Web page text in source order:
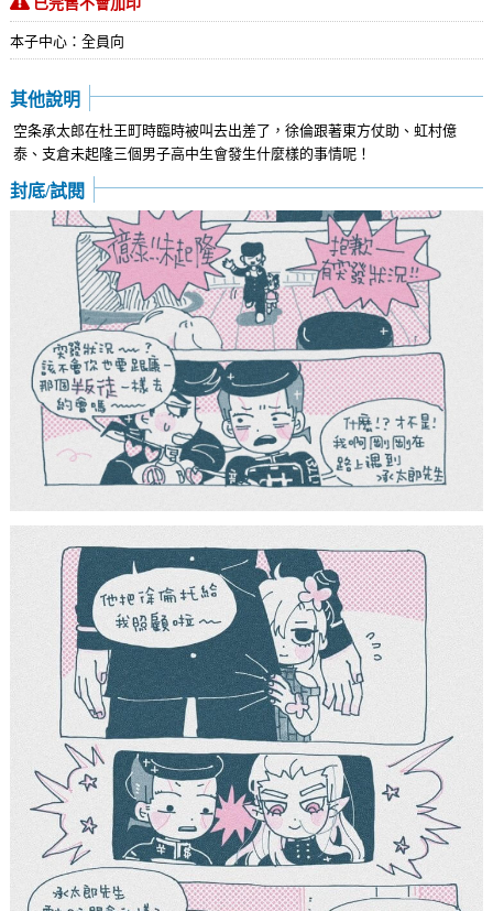
本子中心：全員向
其他說明
空条承太郎在杜王町時臨時被叫去出差了，徐倫跟著東方仗助、虹村億
泰、支倉未起隆三個男子高中生會發生什麼樣的事情呢！
封底/試閱